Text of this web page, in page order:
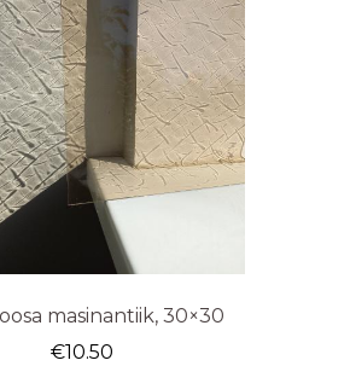
masinantiik, 30×30
€10.50